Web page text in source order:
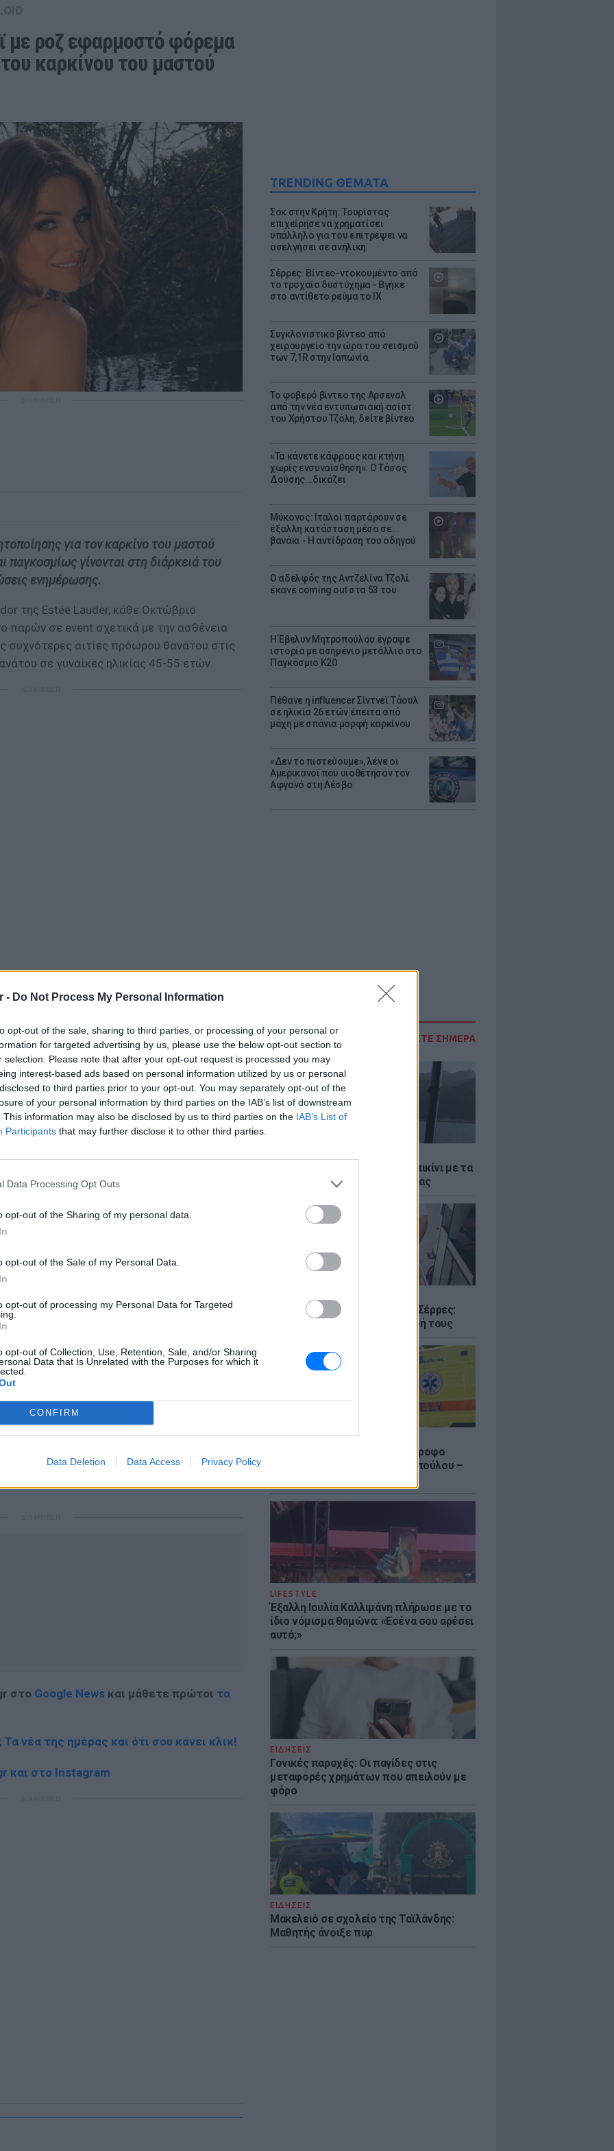
- Do Not Process My Personal Information
opt-out of the sale, sharing to third parties, or processing of your personal or
for targeted advertising by us, please use the below opt-out section to
selection. Please note that after your opt-out request is processed you may
interest-based ads based on personal information utilized by us or personal
to third parties prior to your opt-out. You may separately opt-out of the
of your personal information by third parties on the IAB’s list of downstream
This information may also be disclosed by us to third parties on the IAB’s List of
Participants that may further disclose it to other third parties.
Data Processing Opt Outs
opt-out of the Sharing of my personal data.
opt-out of the Sale of my Personal Data.
opt-out of processing my Personal Data for Targeted
opt-out of Collection, Use, Retention, Sale, and/or Sharing
Data that Is Unrelated with the Purposes for which it
CONFIRM
Data Deletion Data Access Privacy Policy
TRENDING ΘΕΜΑΤΑ
Σοκ στην Κρήτη: Τουρίστας
επιχείρησε να χρηματίσει
υπάλληλο για του επιτρέψει να
ασελγήσει σε ανήλικη
Σέρρες: Βίντεο-ντοκουμέντο από
το τροχαίο δυστύχημα - Βγήκε
στο αντίθετο ρεύμα το ΙΧ
Συγκλονιστικό βίντεο από
χειρουργείο την ώρα του σεισμού
των 7,1R στην Ιαπωνία
Το φοβερό βίντεο της Αρσεναλ
από την νέα εντυπωσιακή ασίστ
του Χρήστου Τζόλη, δείτε βίντεο
«Τα κάνετε κάφρους και κτήνη
χωρίς ενσυναίσθηση»: Ο Τάσος
Δούσης...δικάζει
Μύκονος: Ιταλοί παρτάρουν σε
έξαλλη κατάσταση μέσα σε...
βανάκι - Η αντίδραση του οδηγού
Ο αδελφός της Αντζελίνα Τζολί
έκανε coming out στα 53 του
Η Έβελυν Μητροπούλου έγραψε
ιστορία με ασημένιο μετάλλιο στο
Παγκόσμιο Κ20
Πέθανε η influencer Σίντνεϊ Τάουλ
σε ηλικία 26 ετών έπειτα από
μάχη με σπάνια μορφή καρκίνου
«Δεν το πιστεύουμε», λένε οι
Αμερικανοί που υιοθέτησαν τον
Αφγανό στη Λέσβο
ΔΙΑΒΑΣΤΕ ΣΗΜΕΡΑ
Η Μαρία Μενούνος φόρεσε μπικίνι με τα
χρώματα της ελληνικής σημαίας
Τροχαίο με δύο νεκρούς στις Σέρρες:
Μητέρα και γιος έχασαν τη ζωή τους
ΕΙΔΗΣΕΙΣ
Πτώση γυναίκας από τον 5ο όροφο
πολυκατοικίας στη Μιχαλακοπούλου –
LIFESTYLE
Έξαλλη Ιουλία Καλλιμάνη πλήρωσε με το
ίδιο νόμισμα θαμώνα: «Εσένα σου αρέσει
αυτό;»
ΕΙΔΗΣΕΙΣ
Γονικές παροχές: Οι παγίδες στις
μεταφορές χρημάτων που απειλούν με
φόρο
ΕΙΔΗΣΕΙΣ
Μακελειό σε σχολείο της Ταϊλάνδης:
Μαθητής άνοιξε πυρ
με ροζ εφαρμοστό φόρεμα
καρκίνου του μαστού
για τον καρκίνο του μαστού
παγκοσμίως γίνονται στη διάρκειά του
ενημέρωσης.
της Estée Lauder, κάθε Οκτώβριο
παρών σε event σχετικά με την ασθένεια
συχνότερες αιτίες πρόωρου θανάτου στις
σε γυναίκες ηλικίας 45-55 ετών.
ήταν η πρωταγωνίστρια της
State Building σε ροζ χρώμα με στόχο
της γνώσης για την πρόληψη του
επέλεξε ένα εφαρμοστό ροζ φόρεμα,
τη σιλουέτα της και διακρινόταν το
ώμους και τα χέρια της. Από το πέτο
ροζ φιόγκος – σύμβολο κατά του καρκίνου
Η δημοσίευση κοινοποιήθηκε από το χρήστη Elizabeth Hurley (@elizabethhurley1)
στο Google News και μάθετε πρώτοι τα
νέα της ημέρας και ότι σου κάνει κλικ!
και στο Instagram